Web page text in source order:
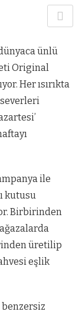
ünlü
Original
Her ısırıkta
ile
kutusu
Birbirinden
üretilip
eşlik
benzersiz